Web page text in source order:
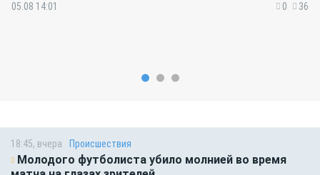
05.08 14:01 0 36
18:45, вчера Происшествия
Молодого футболиста убило молнией во время